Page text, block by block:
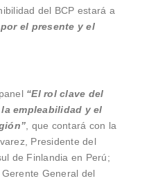
del BCP estará a
el presente y el
“El rol clave del
empleabilidad y el
, que contará con la
Presidente del
de Finlandia en Perú;
General del